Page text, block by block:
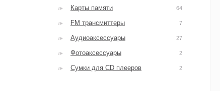
Карты памяти 64
FM трансмиттеры 7
Аудиоаксессуары 27
Фотоаксессуары 2
Сумки для CD плееров 2